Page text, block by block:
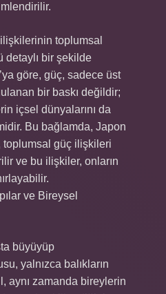
toplumsal
detaylı bir şekilde
göre, güç, sadece üst
bir baskı değildir;
içsel dünyalarını da
Bu bağlamda, Japon
toplumsal güç ilişkileri
ve bu ilişkiler, onların
ve Bireysel
büyüyüp
yalnızca balıkların
aynı zamanda bireylerin